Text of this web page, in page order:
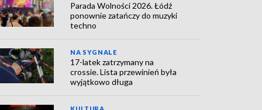
Parada Wolności 2026. Łódź
ponownie zatańczy do muzyki
techno
NA SYGNALE
17-latek zatrzymany na
crossie. Lista przewinień była
wyjątkowo długa